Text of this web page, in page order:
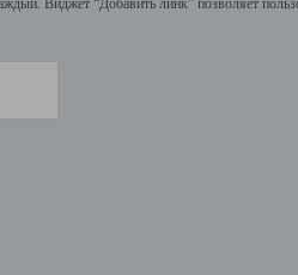
Виджет “Добавить линк” позволяет